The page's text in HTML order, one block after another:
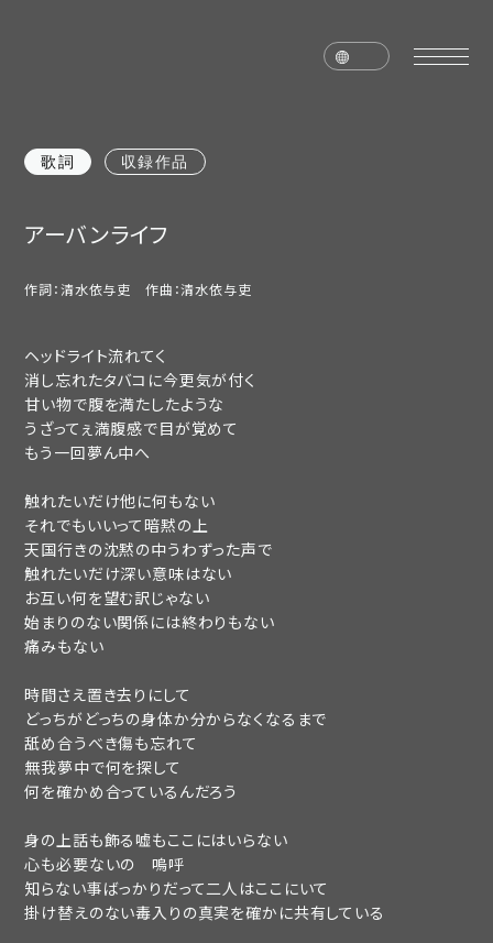
disc
video
新規会員登録
fc news
blog
movie&radio
room #783
歌詞 収録作品
アーバンライフ
作詞：清水依与吏 作曲：清水依与吏
ヘッドライト流れてく
消し忘れたタバコに今更気が付く
甘い物で腹を満たしたような
うざってぇ満腹感で目が覚めて
もう一回夢ん中へ
触れたいだけ他に何もない
それでもいいって暗黙の上
天国行きの沈黙の中うわずった声で
触れたいだけ深い意味はない
お互い何を望む訳じゃない
始まりのない関係には終わりもない
痛みもない
時間さえ置き去りにして
どっちがどっちの身体か分からなくなるまで
舐め合うべき傷も忘れて
無我夢中で何を探して
何を確かめ合っているんだろう
身の上話も飾る嘘もここにはいらない
心も必要ないの 嗚呼
知らない事ばっかりだって二人はここにいて
掛け替えのない毒入りの真実を確かに共有している